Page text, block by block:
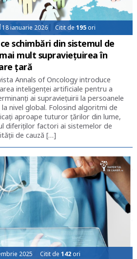
18 ianuarie 2026 Citit de195ori
schimbări din sistemul de
mult supraviețuirea în
țară
Annals of Oncology introduce
inteligenței artificiale pentru a
ai supraviețuirii la persoanele
nivel global. Folosind algoritmi de
aproape tuturor țărilor din lume,
diferiților factori ai sistemelor de
de cauză […]
2025 Citit de142ori